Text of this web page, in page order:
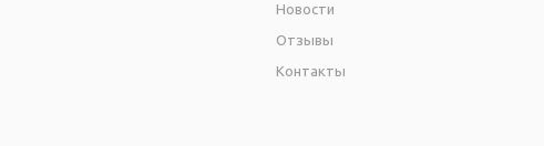
Новости
Отзывы
Контакты